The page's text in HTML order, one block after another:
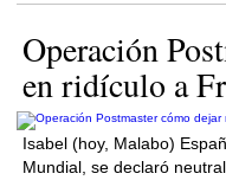
Operación
en ridículo a
Isabel (hoy, Malabo)
Mundial, se declaró